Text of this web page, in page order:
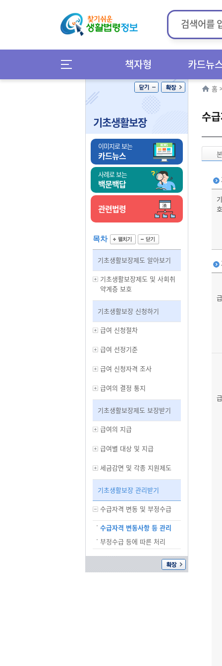
책자형 카드뉴
기초생활보장
이미지로 보는
카드뉴스
사례로 보는
백문백답
관련법령
목차
기초생활보장제도 알아보기
기초생활보장제도 및 사회취
약계층 보호
기초생활보장 신청하기
급여 신청절차
급여 선정기준
급여 신청자격 조사
급여의 결정 통지
기초생활보장제도 보장받기
급여의 지급
급여별 대상 및 지급
세금감면 및 각종 지원제도
기초생활보장 관리받기
수급자격 변동 및 부정수급
수급자격 변동사항 등 관리
부정수급 등에 따른 처리
홈
수
호